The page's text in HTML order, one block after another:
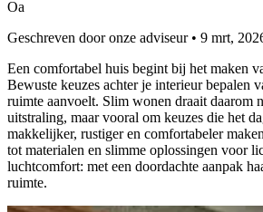
Oa
Geschreven door onze adviseur • 9 mrt,
Een comfortabel huis begint bij het maken
Bewuste keuzes achter je interieur bepalen
ruimte aanvoelt. Slim wonen draait daarom
uitstraling, maar vooral om keuzes die het
makkelijker, rustiger en comfortabeler
tot materialen en slimme oplossingen voor
luchtcomfort: met een doordachte aanpak
ruimte.